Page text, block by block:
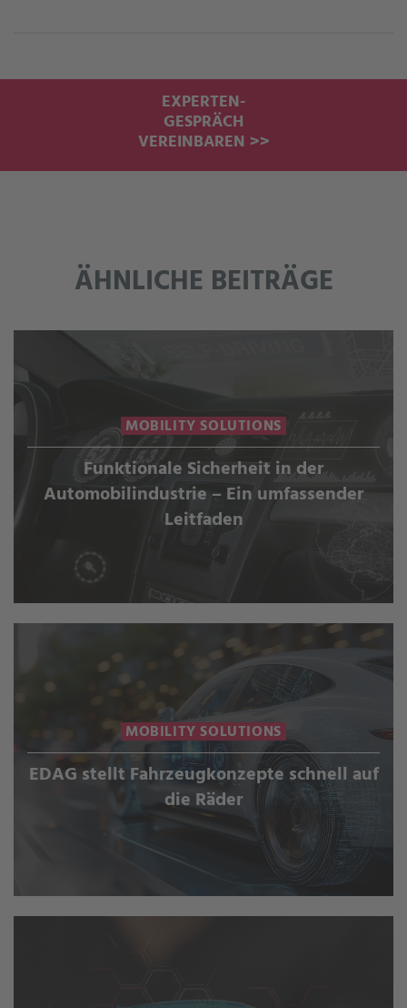
EXPERTEN-
GESPRÄCH
VEREINBAREN >>
ÄHNLICHE BEITRÄGE
MOBILITY SOLUTIONS
Funktionale Sicherheit in der
Automobilindustrie – Ein umfassender
Leitfaden
MOBILITY SOLUTIONS
EDAG stellt Fahrzeugkonzepte schnell auf
die Räder